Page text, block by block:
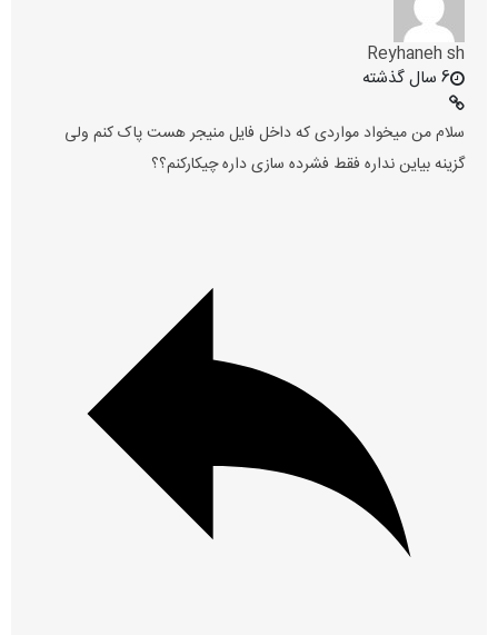
Reyhaneh sh
6 سال گذشته
سلام من میخواد مواردی که داخل فایل منیجر هست پاک کنم ولی
گزینه بیاین نداره فقط فشرده سازی داره چیکارکنم؟؟